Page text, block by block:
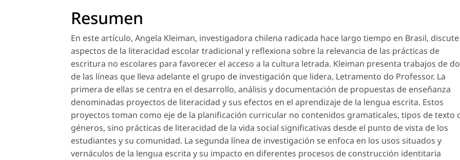
Resumen
En este artículo, Angela Kleiman, investigadora chilena radicada hace largo tiempo en Brasil, discute
aspectos de la literacidad escolar tradicional y reflexiona sobre la relevancia de las prácticas de
escritura no escolares para favorecer el acceso a la cultura letrada. Kleiman presenta trabajos de
de las líneas que lleva adelante el grupo de investigación que lidera, Letramento do Professor. La
primera de ellas se centra en el desarrollo, análisis y documentación de propuestas de enseñanza
denominadas proyectos de literacidad y sus efectos en el aprendizaje de la lengua escrita. Estos
proyectos toman como eje de la planificación curricular no contenidos gramaticales, tipos de texto
géneros, sino prácticas de literacidad de la vida social significativas desde el punto de vista de los
estudiantes y su comunidad. La segunda línea de investigación se enfoca en los usos situados y
vernáculos de la lengua escrita y su impacto en diferentes procesos de construcción identitaria